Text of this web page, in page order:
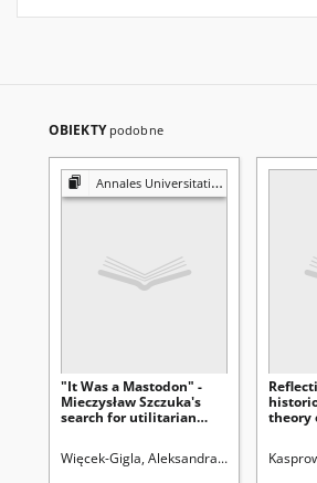
OBIEKTY podobne
Annales Universitatis Mariae Curie-Skłodowska. Sectio FF, Philologiae
"It Was a Mastodon" -
Mieczysław Szczuka's
search for utilitarian
Więcek-Gigla, Aleksandra.
theory